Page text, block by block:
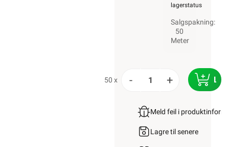
lagerstatus
Salgspakning:
50
Meter
50 x - +
Meld feil i
Lagre til senere